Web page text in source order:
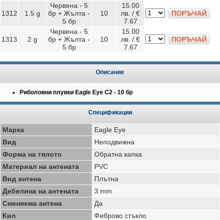
1312 1.5 g
Червена - 5
бр + Жълта -
5 бр
10
15.00
лв. / €
7.67
ПОРЪЧАЙ
1313 2 g
Червена - 5
бр + Жълта -
5 бр
10
15.00
лв. / €
7.67
ПОРЪЧАЙ
Описание
Риболовни плувки Eagle Eye C2 - 10 бр
Спецификации
Марка
Eagle Eye
Вид
Неподвижна
Форма на тялото
Обратна капка
Материал на антената
PVC
Вид антена
Плътна
Дебелина на антената
3 mm
Сменяема антена
Да
Кил
Фиброво стъкло